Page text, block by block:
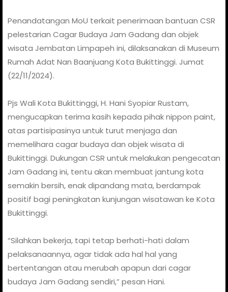
Penandatangan MoU terkait penerimaan bantuan CSR
pelestarian Cagar Budaya Jam Gadang dan objek
wisata Jembatan Limpapeh ini, dilaksanakan di Museum
Rumah Adat Nan Baanjuang Kota Bukittinggi. Jumat
(22/11/2024).
Pjs Wali Kota Bukittinggi, H. Hani Syopiar Rustam,
mengucapkan terima kasih kepada pihak nippon paint,
atas partisipasinya untuk turut menjaga dan
memelihara cagar budaya dan objek wisata di
Bukittinggi. Dukungan CSR untuk melakukan pengecatan
Jam Gadang ini, tentu akan membuat jantung kota
semakin bersih, enak dipandang mata, berdampak
positif bagi peningkatan kunjungan wisatawan ke Kota
Bukittinggi.
“Silahkan bekerja, tapi tetap berhati-hati dalam
pelaksanaannya, agar tidak ada hal hal yang
bertentangan atau merubah apapun dari cagar
budaya Jam Gadang sendiri,” pesan Hani.